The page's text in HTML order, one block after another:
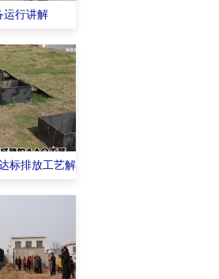
运行讲解
标排放工艺解